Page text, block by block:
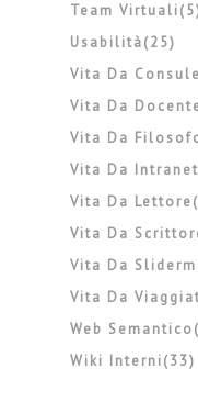
Team
Usabilità(25)
Vita Da
Vita Da
Vita Da
Vita Da
Vita Da
Vita Da
Vita Da
Vita Da
Web
Wiki Interni(33)